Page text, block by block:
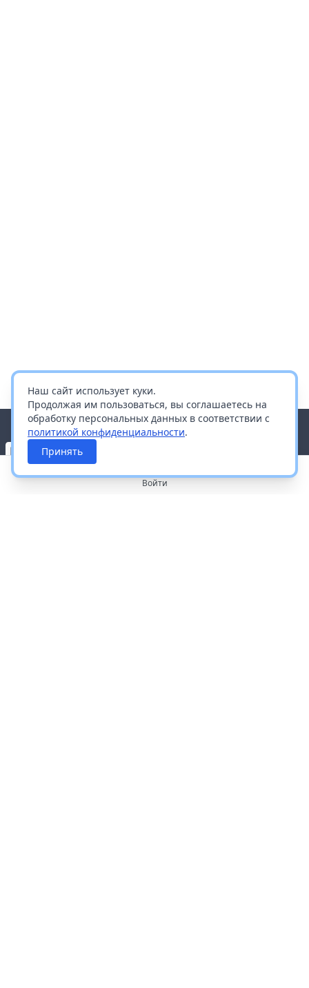
Наш сайт использует куки.
Продолжая им пользоваться, вы соглашаетесь на
обработку персональных данных в соответствии с
политикой конфиденциальности.
Принять
Войти